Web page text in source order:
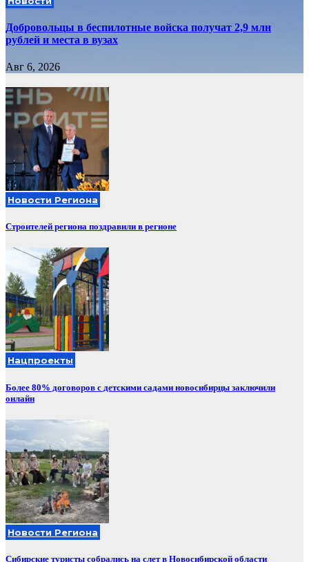
Добровольцы в беспилотные войска получат 2,9 млн
рублей и места в вузах
Авг 6, 2026
Новости Региона
Строителей региона поздравили в регионе
Нацпроекты
Более 80% договоров с детскими садами новосибирцы заключили
онлайн
Новости Региона
Сибирские туристы собрались на слет в Новосибирской области